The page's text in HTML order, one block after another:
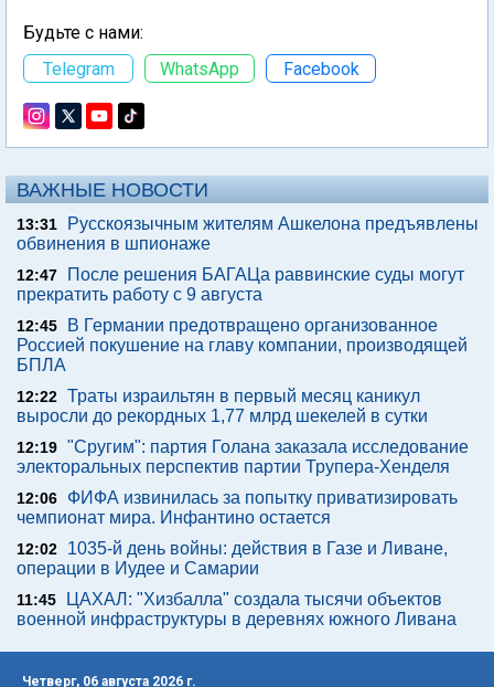
Будьте с нами:
Telegram
WhatsApp Facebook
ВАЖНЫЕ НОВОСТИ
13:31
Русскоязычным жителям Ашкелона предъявлены
обвинения в шпионаже
12:47
После решения БАГАЦа раввинские суды могут
прекратить работу с 9 августа
12:45
В Германии предотвращено организованное
Россией покушение на главу компании, производящей
БПЛА
12:22 Траты израильтян в первый месяц каникул
выросли до рекордных 1,77 млрд шекелей в сутки
12:19 "Сругим": партия Голана заказала исследование
электоральных перспектив партии Трупера-Хенделя
12:06
ФИФА извинилась за попытку приватизировать
чемпионат мира. Инфантино остается
12:02
1035-й день войны: действия в Газе и Ливане,
операции в Иудее и Самарии
11:45
ЦАХАЛ: "Хизбалла" создала тысячи объектов
военной инфраструктуры в деревнях южного Ливана
Четверг, 06 августа 2026 г.